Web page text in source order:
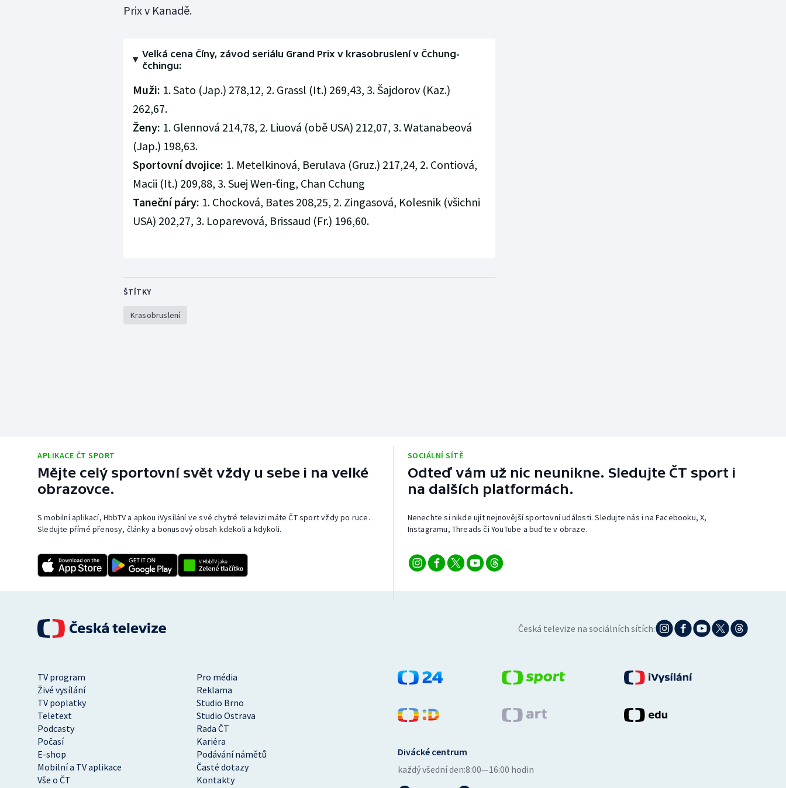
Prix v Kanadě.
Velká cena Číny, závod seriálu Grand Prix v krasobruslení v Čchung-
čchingu:
Muži: 1. Sato (Jap.) 278,12, 2. Grassl (It.) 269,43, 3. Šajdorov (Kaz.)
262,67.
Ženy: 1. Glennová 214,78, 2. Liuová (obě USA) 212,07, 3. Watanabeová
(Jap.) 198,63.
Sportovní dvojice: 1. Metelkinová, Berulava (Gruz.) 217,24, 2. Contiová,
Macii (It.) 209,88, 3. Suej Wen-ťing, Chan Cchung
Taneční páry: 1. Chocková, Bates 208,25, 2. Zingasová, Kolesnik (všichni
USA) 202,27, 3. Loparevová, Brissaud (Fr.) 196,60.
ŠTÍTKY
Krasobruslení
APLIKACE ČT SPORT
Mějte celý sportovní svět vždy u sebe i na velké
obrazovce.
S mobilní aplikací, HbbTV a apkou iVysílání ve své chytré televizi máte ČT sport vždy po ruce.
Sledujte přímé přenosy, články a bonusový obsah kdekoli a kdykoli.
SOCIÁLNÍ SÍTĚ
Odteď vám už nic neunikne. Sledujte ČT sport i
na dalších platformách.
Nenechte si nikde ujít nejnovější sportovní události. Sledujte nás i na Facebooku, X,
Instagramu, Threads či YouTube a buďte v obraze.
Česká televize na sociálních sítích:
TV program
Pro média
Živé vysílání
Reklama
TV poplatky
Studio Brno
Teletext
Studio Ostrava
Podcasty
Rada ČT
Počasí
Kariéra
E-shop
Podávání námětů
Mobilní a TV aplikace
Časté dotazy
Vše o ČT
Kontakty
Divácké centrum
každý všední den:8:00—16:00 hodin